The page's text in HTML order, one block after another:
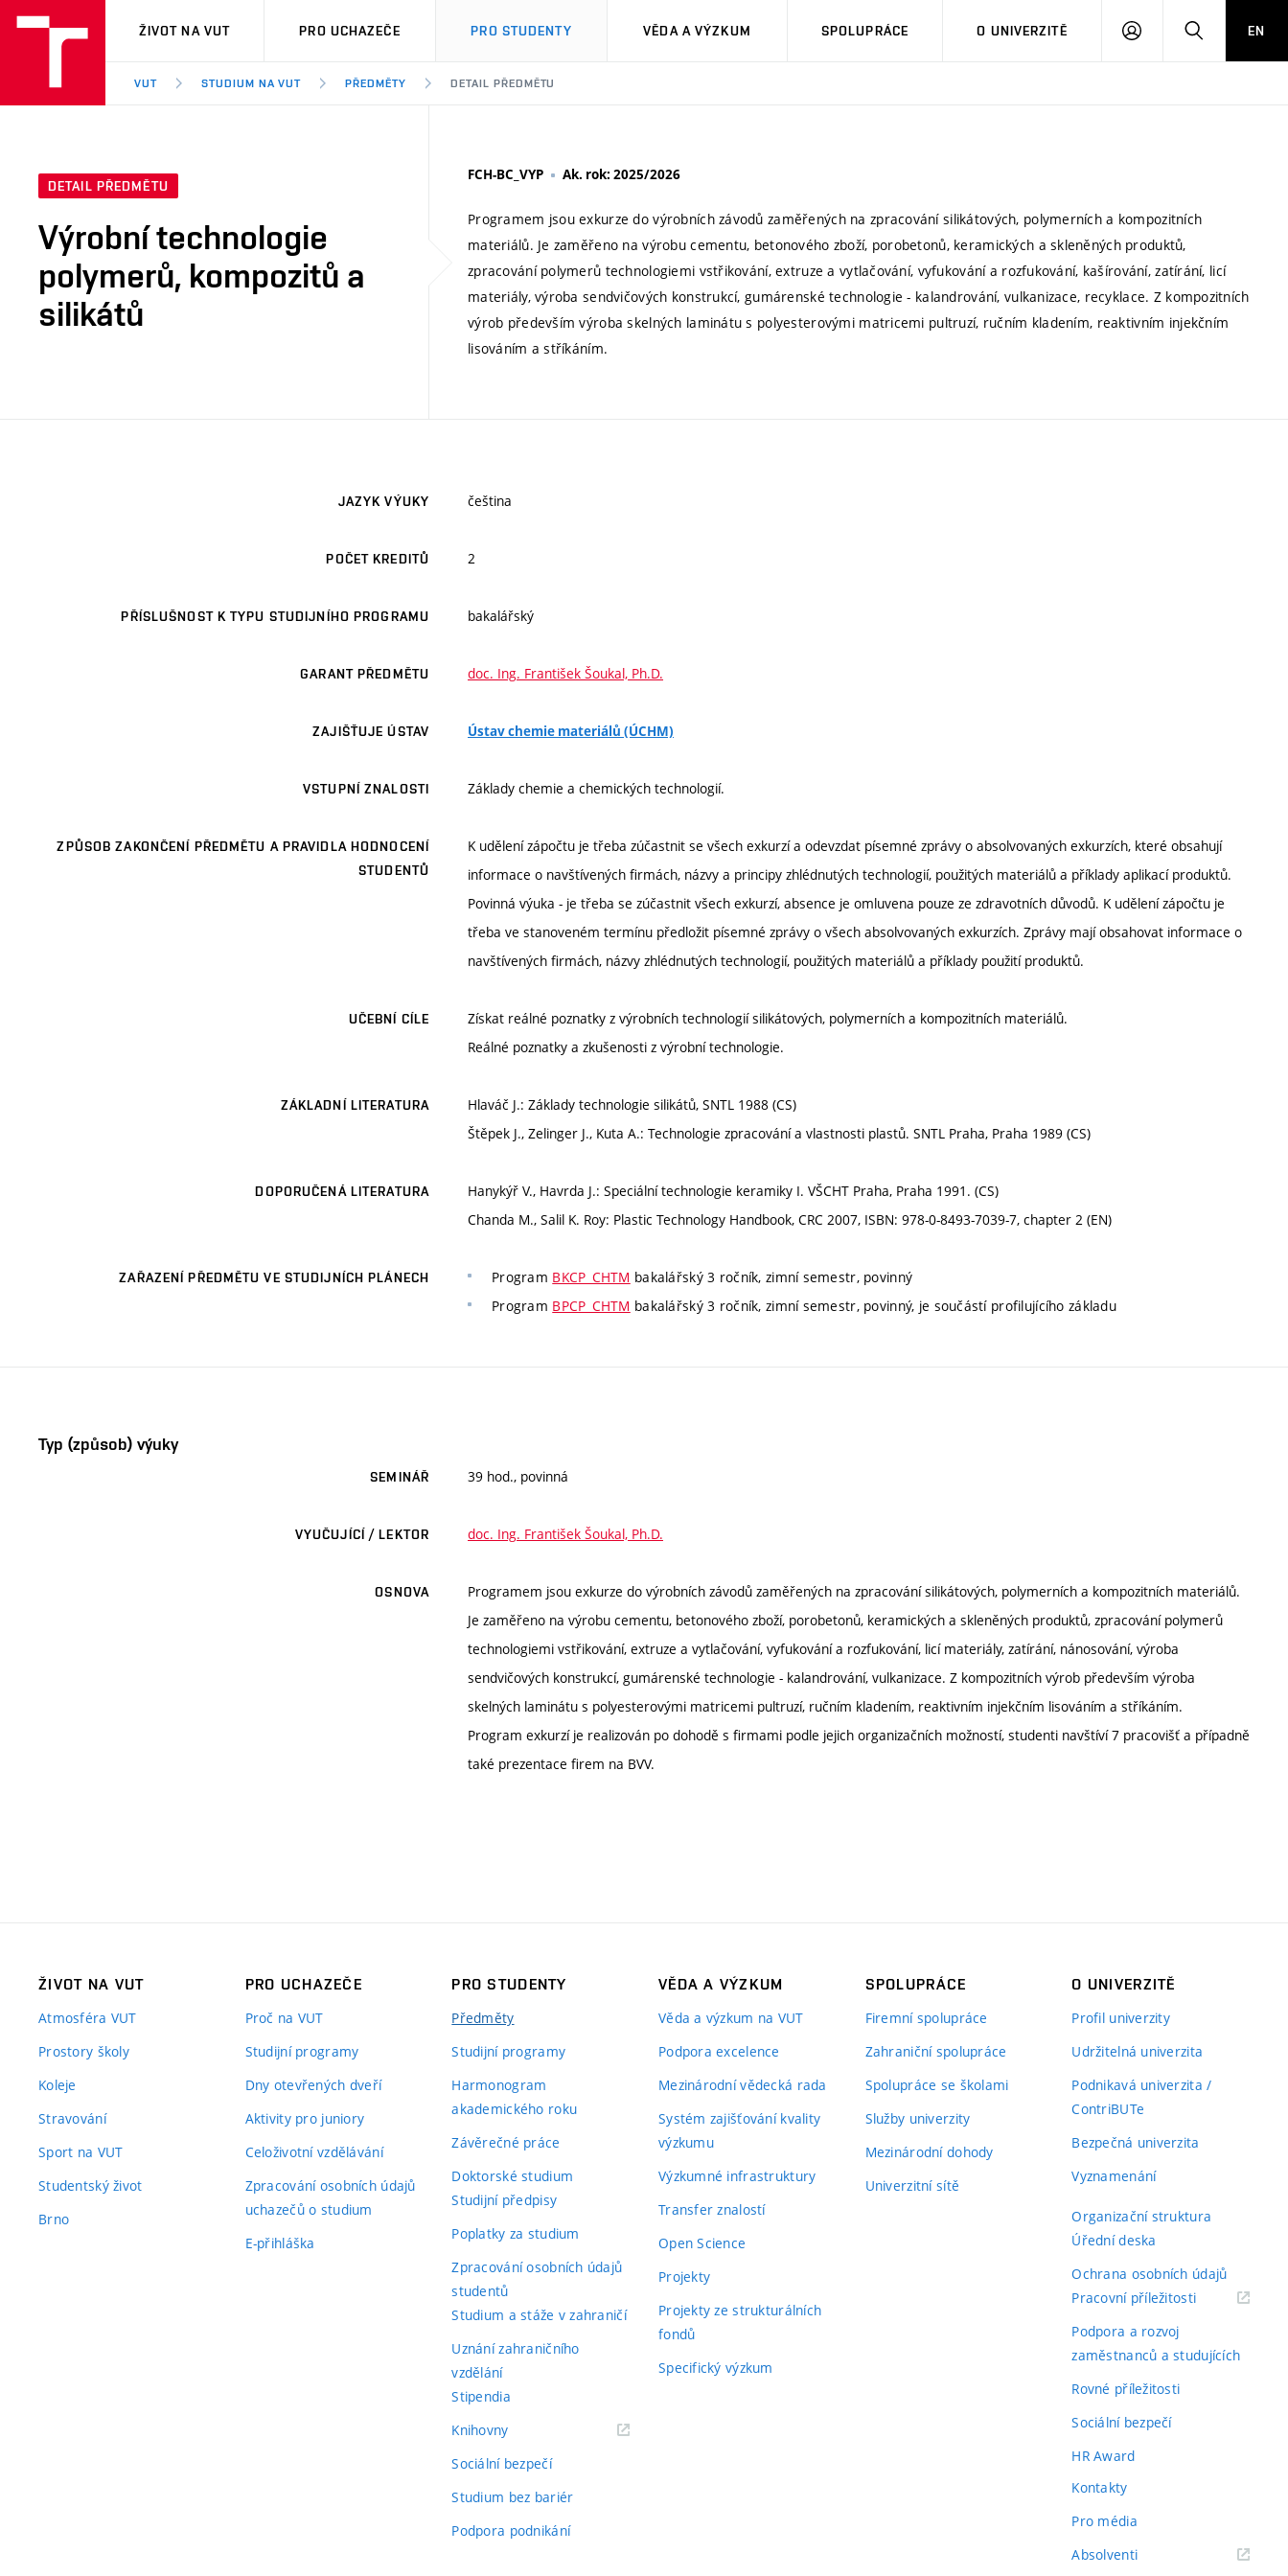
VUT
ŽIVOT NA VUT PRO UCHAZEČE PRO STUDENTY VĚDA A VÝZKUM SPOLUPRÁCE O UNIVERZITĚ
PŘIHLÁSIT HLEDATEN
VUT STUDIUM NA VUT PŘEDMĚTY DETAIL PŘEDMĚTU
DETAIL PŘEDMĚTU
Výrobní technologie
polymerů, kompozitů a
silikátů
FCH-BC_VYP Ak. rok: 2025/2026
Programem jsou exkurze do výrobních závodů zaměřených na zpracování silikátových, polymerních a kompozitních
materiálů. Je zaměřeno na výrobu cementu, betonového zboží, porobetonů, keramických a skleněných produktů,
zpracování polymerů technologiemi vstřikování, extruze a vytlačování, vyfukování a rozfukování, kašírování, zatírání, licí
materiály, výroba sendvičových konstrukcí, gumárenské technologie - kalandrování, vulkanizace, recyklace. Z kompozitních
výrob především výroba skelných laminátu s polyesterovými matricemi pultruzí, ručním kladením, reaktivním injekčním
lisováním a stříkáním.
JAZYK VÝUKY čeština
POČET KREDITŮ 2
PŘÍSLUŠNOST K TYPU STUDIJNÍHO PROGRAMU bakalářský
GARANT PŘEDMĚTU doc. Ing. František Šoukal, Ph.D.
ZAJIŠŤUJE ÚSTAV Ústav chemie materiálů (ÚCHM)
VSTUPNÍ ZNALOSTI Základy chemie a chemických technologií.
ZPŮSOB ZAKONČENÍ PŘEDMĚTU A PRAVIDLA HODNOCENÍ
STUDENTŮ
K udělení zápočtu je třeba zúčastnit se všech exkurzí a odevzdat písemné zprávy o absolvovaných exkurzích, které obsahují
informace o navštívených firmách, názvy a principy zhlédnutých technologií, použitých materiálů a příklady aplikací produktů.
Povinná výuka - je třeba se zúčastnit všech exkurzí, absence je omluvena pouze ze zdravotních důvodů. K udělení zápočtu je
třeba ve stanoveném termínu předložit písemné zprávy o všech absolvovaných exkurzích. Zprávy mají obsahovat informace o
navštívených firmách, názvy zhlédnutých technologií, použitých materiálů a příklady použití produktů.
UČEBNÍ CÍLE
Získat reálné poznatky z výrobních technologií silikátových, polymerních a kompozitních materiálů.
Reálné poznatky a zkušenosti z výrobní technologie.
ZÁKLADNÍ LITERATURA
Hlaváč J.: Základy technologie silikátů, SNTL 1988 (CS)
Štěpek J., Zelinger J., Kuta A.: Technologie zpracování a vlastnosti plastů. SNTL Praha, Praha 1989 (CS)
DOPORUČENÁ LITERATURA
Hanykýř V., Havrda J.: Speciální technologie keramiky I. VŠCHT Praha, Praha 1991. (CS)
Chanda M., Salil K. Roy: Plastic Technology Handbook, CRC 2007, ISBN: 978-0-8493-7039-7, chapter 2 (EN)
ZAŘAZENÍ PŘEDMĚTU VE STUDIJNÍCH PLÁNECH Program BKCP_CHTM bakalářský 3 ročník, zimní semestr, povinný
Program BPCP_CHTM bakalářský 3 ročník, zimní semestr, povinný, je součástí profilujícího základu
Typ (způsob) výuky
SEMINÁŘ 39 hod., povinná
VYUČUJÍCÍ / LEKTOR doc. Ing. František Šoukal, Ph.D.
OSNOVA
Programem jsou exkurze do výrobních závodů zaměřených na zpracování silikátových, polymerních a kompozitních materiálů.
Je zaměřeno na výrobu cementu, betonového zboží, porobetonů, keramických a skleněných produktů, zpracování polymerů
technologiemi vstřikování, extruze a vytlačování, vyfukování a rozfukování, licí materiály, zatírání, nánosování, výroba
sendvičových konstrukcí, gumárenské technologie - kalandrování, vulkanizace. Z kompozitních výrob především výroba
skelných laminátu s polyesterovými matricemi pultruzí, ručním kladením, reaktivním injekčním lisováním a stříkáním.
Program exkurzí je realizován po dohodě s firmami podle jejich organizačních možností, studenti navštíví 7 pracovišť a případně
také prezentace firem na BVV.
ŽIVOT NA VUT
Atmosféra VUT
Prostory školy
Koleje
Stravování
Sport na VUT
Studentský život
Brno
PRO UCHAZEČE
Proč na VUT
Studijní programy
Dny otevřených dveří
Aktivity pro juniory
Celoživotní vzdělávání
Zpracování osobních údajů
uchazečů o studium
E-přihláška
PRO STUDENTY
Předměty
Studijní programy
Harmonogram
akademického roku
Závěrečné práce
Doktorské studium
Studijní předpisy
Poplatky za studium
Zpracování osobních údajů
studentů
Studium a stáže v zahraničí
Uznání zahraničního
vzdělání
Stipendia
Knihovny(externí
Sociální bezpečí
Studium bez bariér
Podpora podnikání
VĚDA A VÝZKUM
Věda a výzkum na VUT
Podpora excelence
Mezinárodní vědecká rada
Systém zajišťování kvality
výzkumu
Výzkumné infrastruktury
Transfer znalostí
Open Science
Projekty
Projekty ze strukturálních
fondů
Specifický výzkum
SPOLUPRÁCE
Firemní spolupráce
Zahraniční spolupráce
Spolupráce se školami
Služby univerzity
Mezinárodní dohody
Univerzitní sítě
O UNIVERZITĚ
Profil univerzity
Udržitelná univerzita
Podnikavá univerzita /
ContriBUTe
Bezpečná univerzita
Vyznamenání
Organizační struktura
Úřední deska
Ochrana osobních údajů
Pracovní příležitosti(externí
Podpora a rozvoj
zaměstnanců a studujících
Rovné příležitosti
Sociální bezpečí
HR Award
Kontakty
Pro média
Absolventi(externí